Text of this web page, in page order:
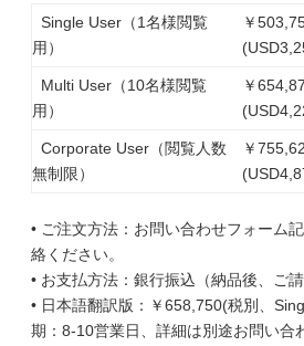
Single User（1名様閲覧
用）
￥
Multi User（10名様閲覧
用）
￥
Corporate User（閲覧人数
無制限）
￥
• ご注文方法：お問い合わせフォーム
絡ください。
• お支払方法：銀行振込（納品後、ご請
• 日本語翻訳版：￥658,750(税別、
期：8-10営業日、詳細は別途お問い合